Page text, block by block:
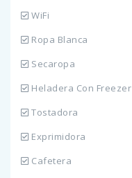
WiFi
Ropa Blanca
Secaropa
Heladera Con Freezer
Tostadora
Exprimidora
Cafetera